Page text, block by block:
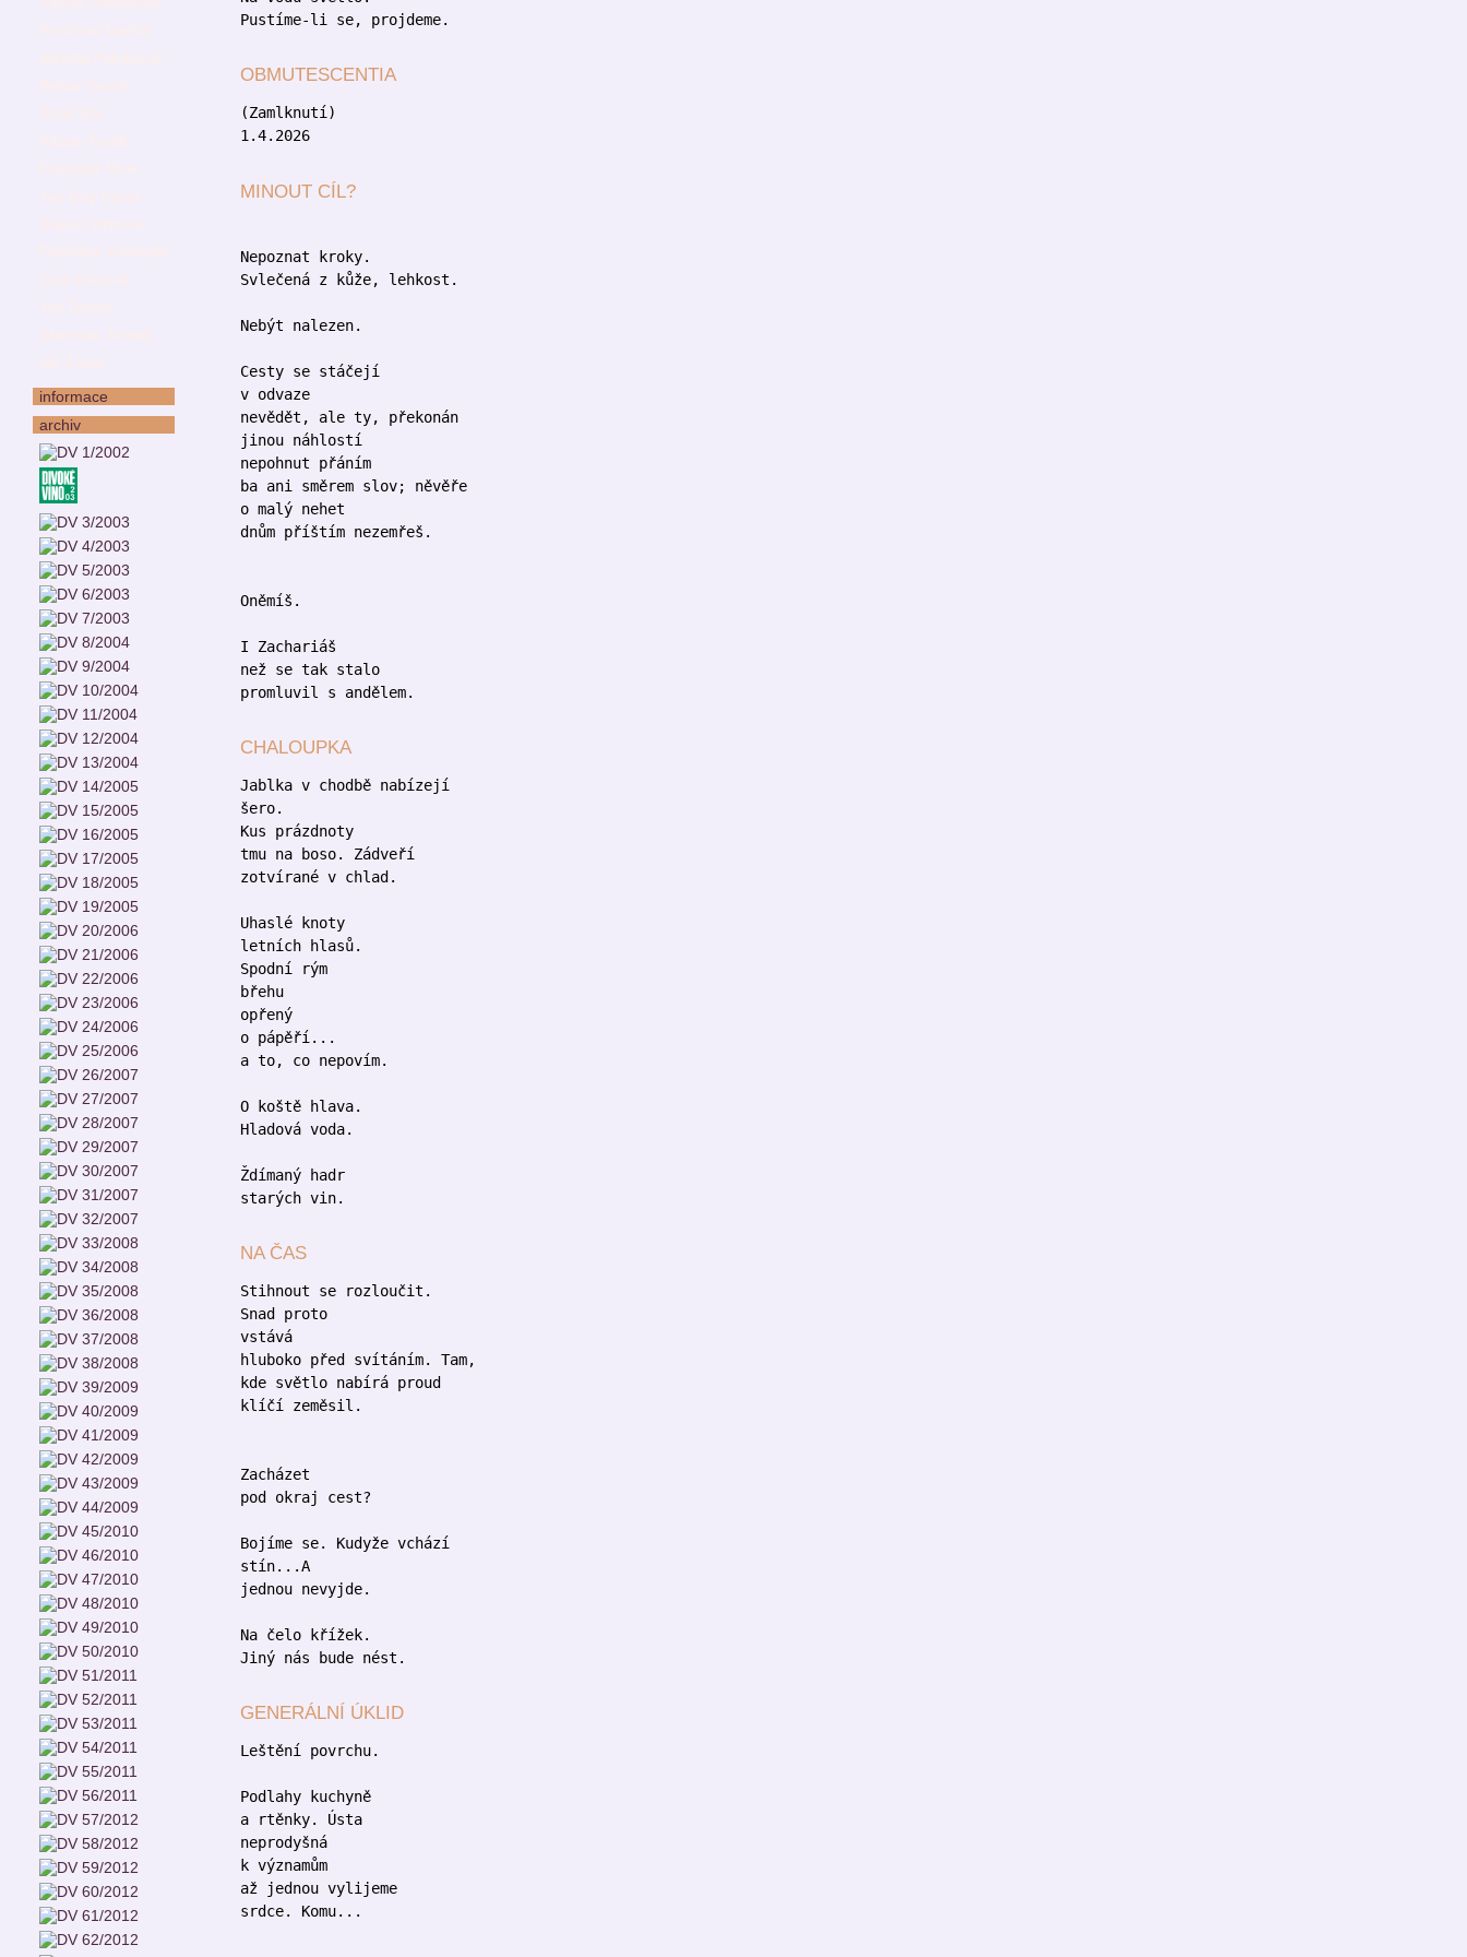
informace
archiv
Pustíme-li se, projdeme.
OBMUTESCENTIA
(Zamlknutí)
1.4.2026
MINOUT CÍL?
Nepoznat kroky.
Svlečená z kůže, lehkost.
Nebýt nalezen.
Cesty se stáčejí
v odvaze
nevědět, ale ty, překonán
jinou náhlostí
nepohnut přáním
ba ani směrem slov; něvěře
o malý nehet
dnům příštím nezemřeš.
Oněmíš.
I Zachariáš
než se tak stalo
promluvil s andělem.
CHALOUPKA
Jablka v chodbě nabízejí
šero.
Kus prázdnoty
tmu na boso. Zádveří
zotvírané v chlad.
Uhaslé knoty
letních hlasů.
Spodní rým
břehu
opřený
o pápěří...
a to, co nepovím.
O koště hlava.
Hladová voda.
Ždímaný hadr
starých vin.
NA ČAS
Stihnout se rozloučit.
Snad proto
vstává
hluboko před svítáním. Tam,
kde světlo nabírá proud
klíčí zeměsil.
Zacházet
pod okraj cest?
Bojíme se. Kudyže vchází
stín...A
jednou nevyjde.
Na čelo křížek.
Jiný nás bude nést.
GENERÁLNÍ ÚKLID
Leštění povrchu.
Podlahy kuchyně
a rtěnky. Ústa
neprodyšná
k významům
až jednou vylijeme
srdce. Komu...